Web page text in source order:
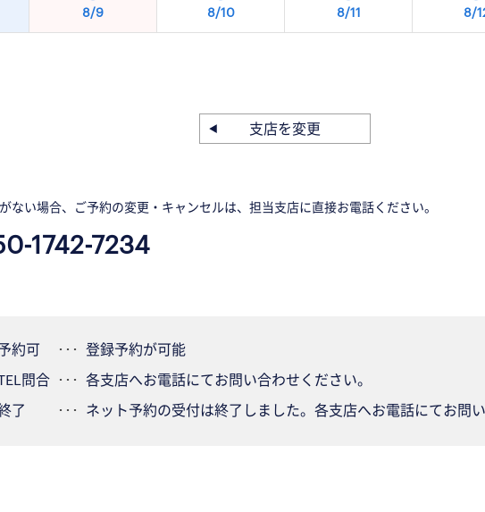
8/9 8/10 8/11 8/
支店を変更
ない場合、ご予約の変更・キャンセルは、担当支店に直接お電話ください。
1742-7234
約可
登録予約が可能
問合
各支店へお電話にてお問い合わせください。
了
ネット予約の受付は終了しました。各支店へお電話にてお問い